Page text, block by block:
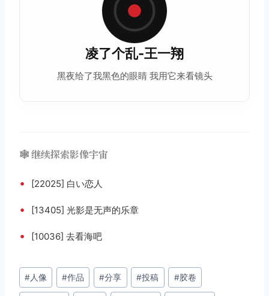
凌了个乱-王一翔
黑夜给了我黑色的眼睛 我用它来看镜头
🕸️ 继续探索影像宇宙
• [22025] 白い恋人
• [13405] 光影是无声的乐章
• [10036] 去看海吧
文
章
#人像 #作品 #分享 #投稿 #胶卷